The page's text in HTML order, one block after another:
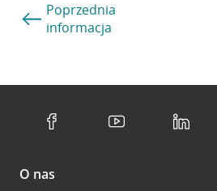
Poprzednia
informacja
O nas